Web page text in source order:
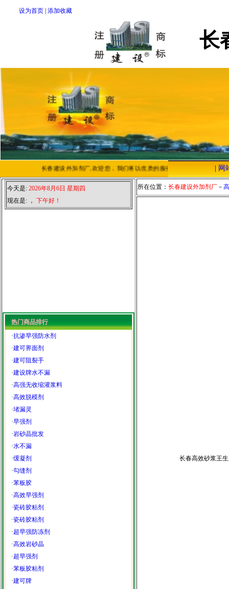
设为首页 添加收藏
长春建设外加剂厂,欢迎您，我们将以优质的服务，低廉的价格，恭迎网
长
今天是: 2026年8月6日 星期四
现在是: ， 下午好！
热门商品排行
·抗渗早强防水剂
·建可界面剂
·建可阻裂手
·建设牌水不漏
·高强无收缩灌浆料
·高效脱模剂
·堵漏灵
·早强剂
·岩砂晶批发
·水不漏
·缓凝剂
·勾缝剂
·苯板胶
·高效早强剂
·瓷砖胶粘剂
·瓷砖胶粘剂
·超早强防冻剂
·高效岩砂晶
·超早强剂
·苯板胶粘剂
·建可牌
所在位置： 长春建设外加剂厂 －
长春高效砂浆王